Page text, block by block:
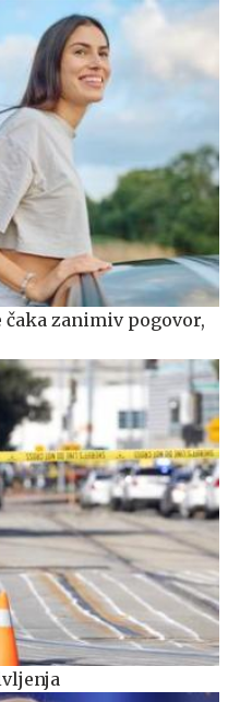
zanimiv pogovor,